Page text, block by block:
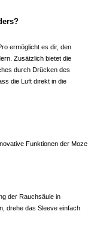
ermöglicht es dir, den
Zusätzlich bietet die
durch Drücken des
die Luft direkt in die
Funktionen der Moze
der Rauchsäule in
drehe das Sleeve einfach